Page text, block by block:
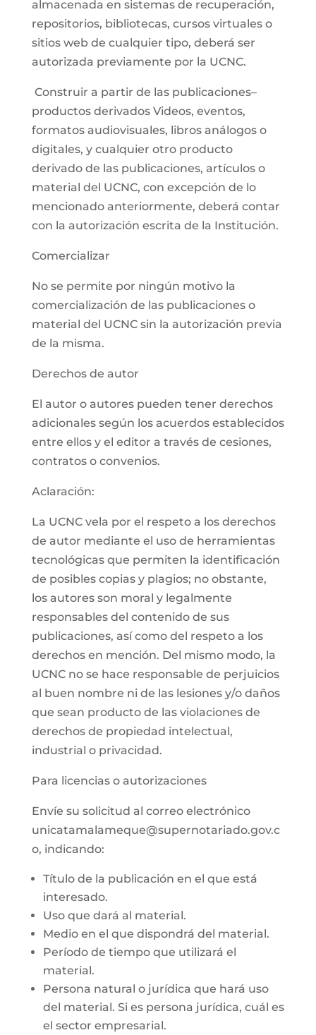
almacenada en sistemas de recuperación,
repositorios, bibliotecas, cursos virtuales o
sitios web de cualquier tipo, deberá ser
autorizada previamente por la UCNC.
Construir a partir de las publicaciones–
productos derivados Videos, eventos,
formatos audiovisuales, libros análogos o
digitales, y cualquier otro producto
derivado de las publicaciones, artículos o
material del UCNC, con excepción de lo
mencionado anteriormente, deberá contar
con la autorización escrita de la Institución.
Comercializar
No se permite por ningún motivo la
comercialización de las publicaciones o
material del UCNC sin la autorización previa
de la misma.
Derechos de autor
El autor o autores pueden tener derechos
adicionales según los acuerdos establecidos
entre ellos y el editor a través de cesiones,
contratos o convenios.
Aclaración:
La UCNC vela por el respeto a los derechos
de autor mediante el uso de herramientas
tecnológicas que permiten la identificación
de posibles copias y plagios; no obstante,
los autores son moral y legalmente
responsables del contenido de sus
publicaciones, así como del respeto a los
derechos en mención. Del mismo modo, la
UCNC no se hace responsable de perjuicios
al buen nombre ni de las lesiones y/o daños
que sean producto de las violaciones de
derechos de propiedad intelectual,
industrial o privacidad.
Para licencias o autorizaciones
Envíe su solicitud al correo electrónico
unicatamalameque@supernotariado.gov.c
o, indicando:
Título de la publicación en el que está
interesado.
Uso que dará al material.
Medio en el que dispondrá del material.
Período de tiempo que utilizará el
material.
Persona natural o jurídica que hará uso
del material. Si es persona jurídica, cuál es
el sector empresarial.